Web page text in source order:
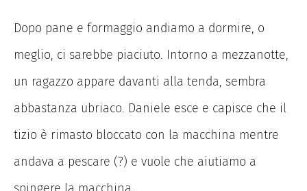
Dopo pane e formaggio andiamo a dormire, o
meglio, ci sarebbe piaciuto. Intorno a mezzanotte,
un ragazzo appare davanti alla tenda, sembra
abbastanza ubriaco. Daniele esce e capisce che il
tizio è rimasto bloccato con la macchina mentre
andava a pescare (?) e vuole che aiutiamo a